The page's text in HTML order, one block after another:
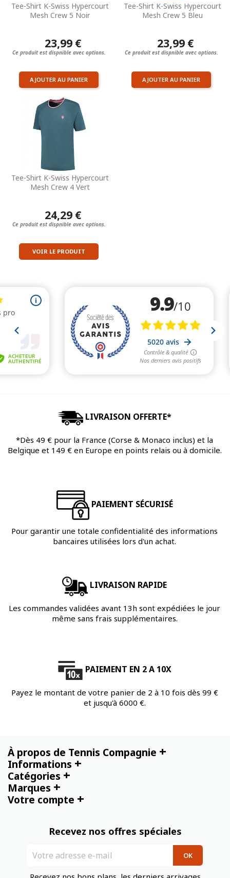
Tee-Shirt K-Swiss Hypercourt
Mesh Crew 5 Noir
23,99 €
Ce produit est dispnible avec options.
AJOUTER AU PANIER
Tee-Shirt K-Swiss Hypercourt
Mesh Crew 5 Bleu
23,99 €
Ce produit est dispnible avec options.
AJOUTER AU PANIER
Tee-Shirt K-Swiss Hypercourt
Mesh Crew 4 Vert
24,29 €
Ce produit est dispnible avec options.
VOIR LE PRODUIT
LIVRAISON OFFERTE*
*Dès 49 € pour la France (Corse & Monaco inclus) et la
Belgique et 149 € en Europe en points relais ou à domicile.
PAIEMENT SÉCURISÉ
Pour garantir une totale confidentialité des informations
bancaires utilisées lors d'un achat.
LIVRAISON RAPIDE
Les commandes validées avant 13h sont expédiées le jour
même sans frais supplémentaires.
PAIEMENT EN 2 A 10X
Payez le montant de votre panier de 2 à 10 fois dès 99 €
et jusqu'à 6000 €.
À propos de Tennis Compagnie +
Informations +
Catégories +
Marques +
Votre compte +
Recevez nos offres spéciales